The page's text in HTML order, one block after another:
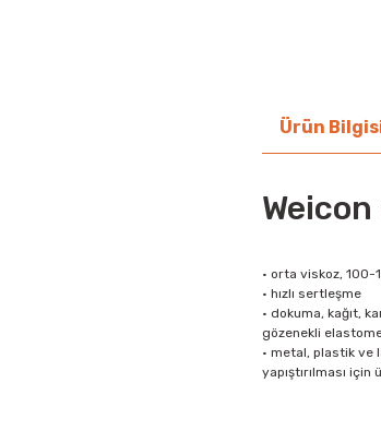
Ürün
• orta viskoz, 100-
• hızlı sertleşme
• dokuma, kağıt,
gözenekli
• metal, plastik
yapıştırılması